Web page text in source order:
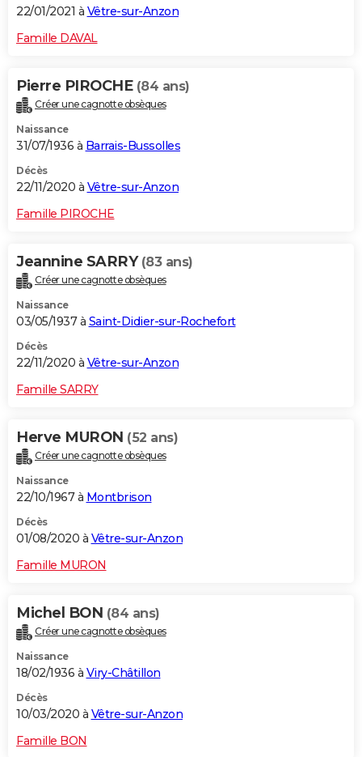
22/01/2021 à Vêtre-sur-Anzon
Famille DAVAL
Pierre PIROCHE (84 ans)
Créer une cagnotte obsèques
Naissance
31/07/1936 à Barrais-Bussolles
Décès
22/11/2020 à Vêtre-sur-Anzon
Famille PIROCHE
Jeannine SARRY (83 ans)
Créer une cagnotte obsèques
Naissance
03/05/1937 à Saint-Didier-sur-Rochefort
Décès
22/11/2020 à Vêtre-sur-Anzon
Famille SARRY
Herve MURON (52 ans)
Créer une cagnotte obsèques
Naissance
22/10/1967 à Montbrison
Décès
01/08/2020 à Vêtre-sur-Anzon
Famille MURON
Michel BON (84 ans)
Créer une cagnotte obsèques
Naissance
18/02/1936 à Viry-Châtillon
Décès
10/03/2020 à Vêtre-sur-Anzon
Famille BON